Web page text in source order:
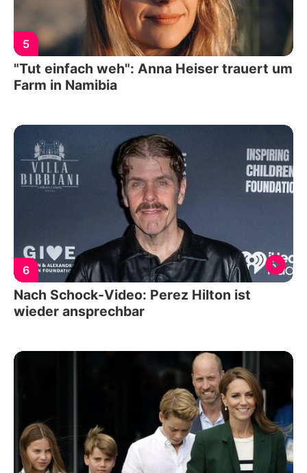
5
"Tut einfach weh": Anna Heiser trauert um
Farm in Namibia
6
Nach Schock-Video: Perez Hilton ist
wieder ansprechbar